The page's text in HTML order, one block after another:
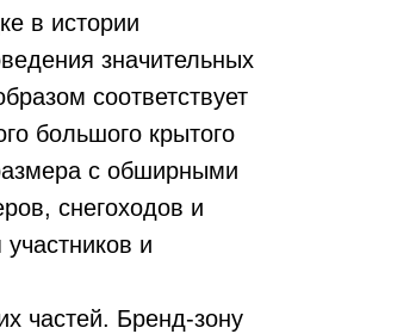
в истории
значительных
соответствует
большого крытого
с обширными
снегоходов и
и
частей. Бренд-зону